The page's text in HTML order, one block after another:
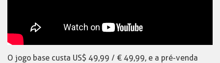
O jogo base custa US$ 49,99 / € 49,99, e a pré-venda